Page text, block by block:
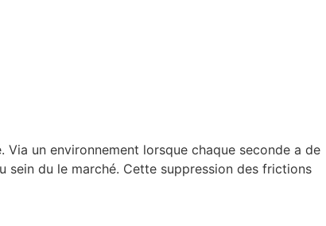
un environnement lorsque chaque seconde a de
du le marché. Cette suppression des frictions